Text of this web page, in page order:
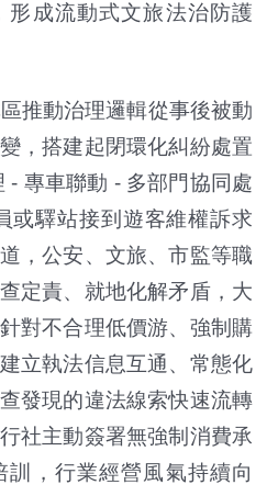
形成流動式文旅法治防護
推動治理邏輯從事後被動
，搭建起閉環化糾紛處置
- 專車聯動 - 多部門協同處
或驛站接到遊客維權訴求
，公安、文旅、市監等職
定責、就地化解矛盾，大
對不合理低價游、強制購
立執法信息互通、常態化
發現的違法線索快速流轉
社主動簽署無強制消費承
，行業經營風氣持續向